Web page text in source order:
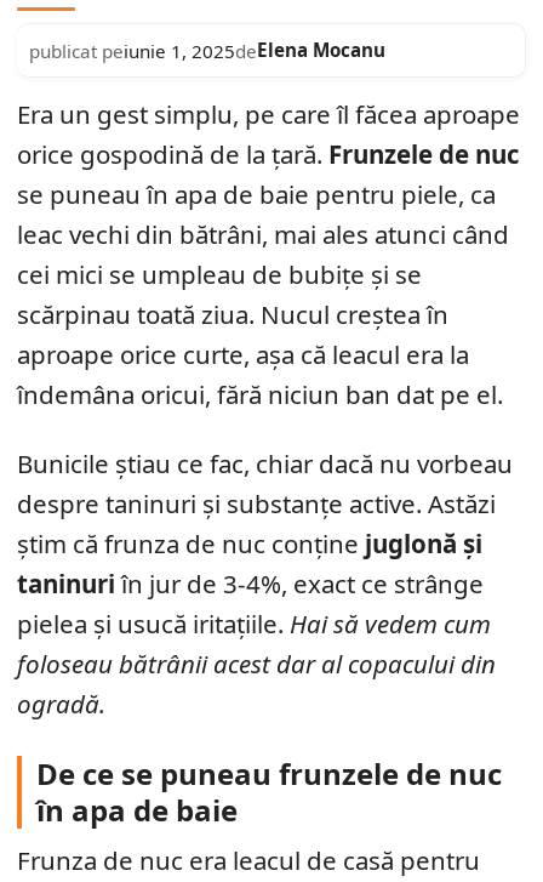
publicat peiunie 1, 2025deElena Mocanu
Era un gest simplu, pe care îl făcea aproape
orice gospodină de la țară. Frunzele de nuc
se puneau în apa de baie pentru piele, ca
leac vechi din bătrâni, mai ales atunci când
cei mici se umpleau de bubițe și se
scărpinau toată ziua. Nucul creștea în
aproape orice curte, așa că leacul era la
îndemâna oricui, fără niciun ban dat pe el.
Bunicile știau ce fac, chiar dacă nu vorbeau
despre taninuri și substanțe active. Astăzi
știm că frunza de nuc conține juglonă și
taninuriîn jur de 3-4%, exact ce strânge
pielea și usucă iritațiile. Hai să vedem cum
foloseau bătrânii acest dar al copacului din
ogradă.
De ce se puneau frunzele de nuc
în apa de baie
Frunza de nuc era leacul de casă pentru